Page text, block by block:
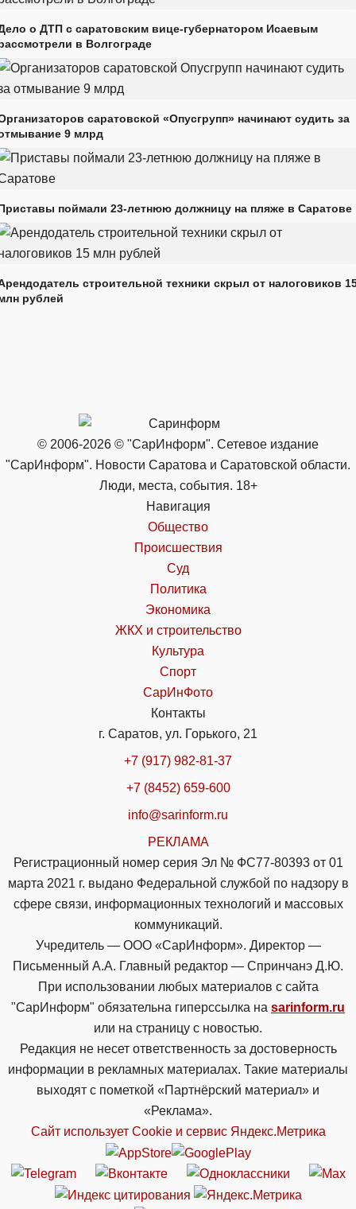
о ДТП с саратовским вице-губернатором Исаевым
в Волгограде
саратовской «Опусгрупп» начинают судить за
9 млрд
поймали 23-летнюю должницу на пляже в Саратове
строительной техники скрыл от налоговиков
рублей
© 2006-2026 © "СарИнформ". Сетевое издание
"СарИнформ". Новости Саратова и Саратовской области.
Люди, места, события. 18+
Навигация
Общество
Происшествия
Суд
Политика
Экономика
ЖКХ и строительство
Культура
Спорт
СарИнФото
Контакты
г. Саратов, ул. Горького, 21
+7 (917) 982-81-37
+7 (8452) 659-600
info@sarinform.ru
РЕКЛАМА
Регистрационный номер серия Эл № ФС77-80393 от 01
марта 2021 г. выдано Федеральной службой по надзору в
сфере связи, информационных технологий и массовых
коммуникаций.
Учредитель — ООО «СарИнформ». Директор —
Письменный А.А. Главный редактор — Спринчанэ Д.Ю.
При использовании любых материалов с сайта
"СарИнформ" обязательна гиперссылка на sarinform.ru
или на страницу с новостью.
Редакция не несет ответственность за достоверность
информации в рекламных материалах. Такие материалы
выходят с пометкой «Партнёрский материал» и
«Реклама».
Сайт использует Cookie и сервиc Яндекс.Метрика